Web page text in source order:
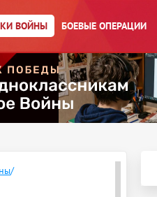
ВОЙНЫ БОЕВЫЕ ОПЕРАЦИИ
/